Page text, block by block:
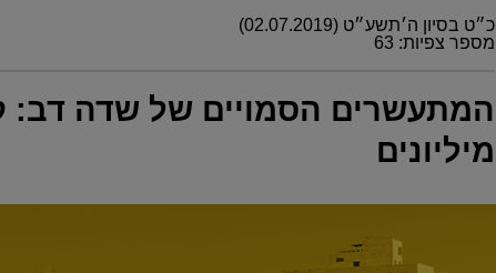
כ״ט בסיון ה׳תשע״ט (02.07.2019)
מספר צפיות: 63
המתעשרים הסמויים של שדה דב:
מיליונים